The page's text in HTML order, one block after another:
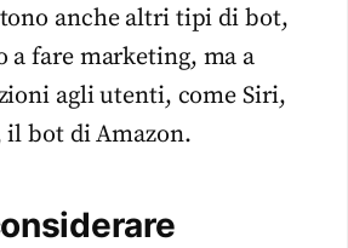
anche altri tipi di bot,
a fare marketing, ma a
agli utenti, come Siri,
il bot di Amazon.